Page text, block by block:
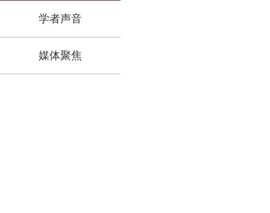
学者声音
媒体聚焦